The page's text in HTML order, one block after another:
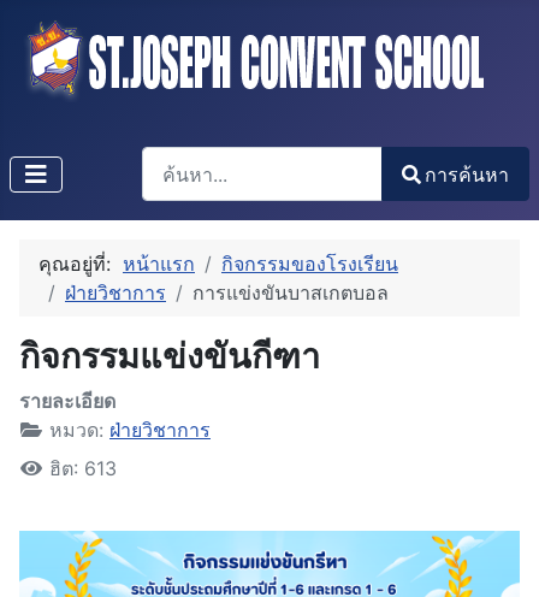
การค้นหา
Type 2 or more characters for results.
การค้นหา
คุณอยู่ที่: หน้าแรก
กิจกรรมของโรงเรียน
ฝ่ายวิชาการ
การแข่งขันบาสเกตบอล
กิจกรรมแข่งขันกีฑา
รายละเอียด
หมวด: ฝ่ายวิชาการ
ฮิต: 613